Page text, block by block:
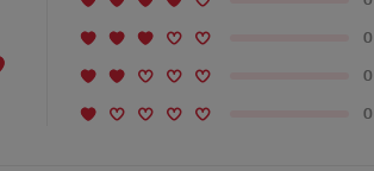
0
0
0